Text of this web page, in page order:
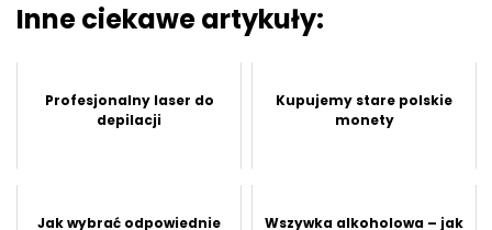
Inne ciekawe artykuły:
Profesjonalny laser do
depilacji
Kupujemy stare polskie
monety
Jak wybrać odpowiednie
Wszywka alkoholowa – jak